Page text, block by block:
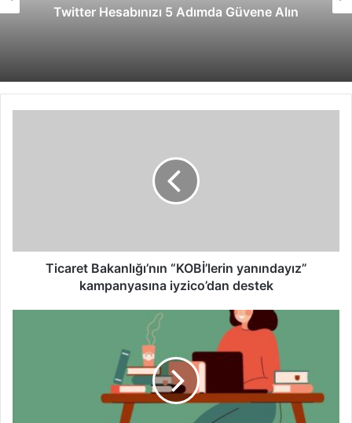
Twitter Hesabınızı 5 Adımda Güvene Alın
Ticaret Bakanlığı’nın “KOBİ’lerin yanındayız”
kampanyasına iyzico’dan destek